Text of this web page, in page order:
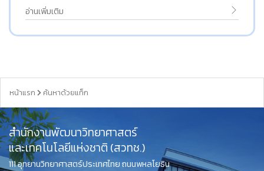
อ่านเพิ่มเติม
หน้าแรก ค้นหาด้วยแท็ก
สำนักงานพัฒนาวิทยาศาสตร์
และเทคโนโลยีแห่งชาติ (สวทช.)
111 อุทยานวิทยาศาสตร์ประเทศไทย ถนนพหลโยธิน